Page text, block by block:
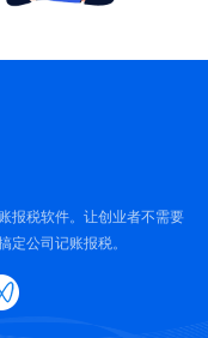
报税软件。让创业者不需要
定公司记账报税。